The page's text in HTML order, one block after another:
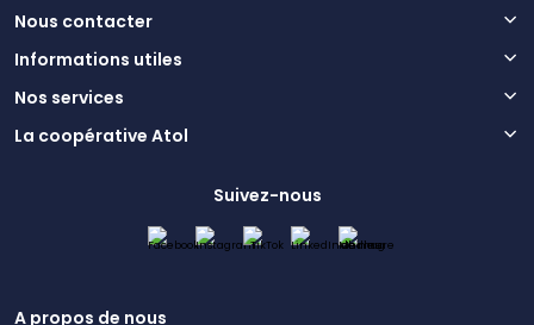
Nous contacter
Informations utiles
Nos services
La coopérative Atol
Suivez-nous
A propos de nous